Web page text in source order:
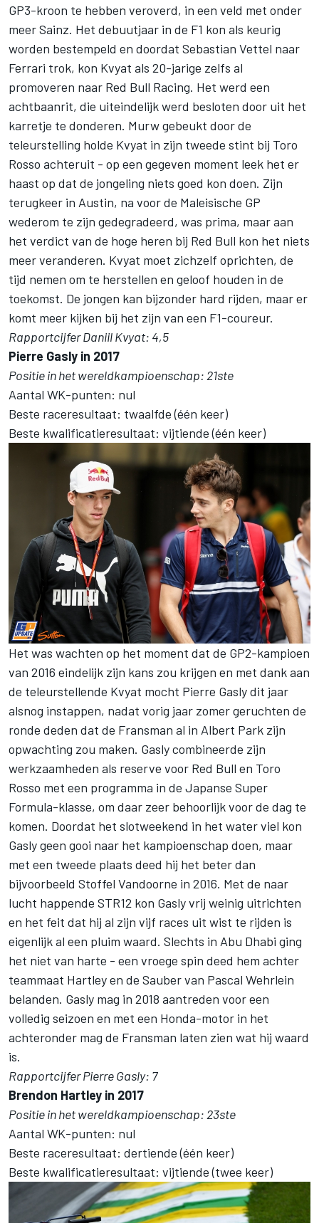
GP3-kroon te hebben veroverd, in een veld met onder
meer Sainz. Het debuutjaar in de F1 kon als keurig
worden bestempeld en doordat Sebastian Vettel naar
Ferrari trok, kon Kvyat als 20-jarige zelfs al
promoveren naar Red Bull Racing. Het werd een
achtbaanrit, die uiteindelijk werd besloten door uit het
karretje te donderen. Murw gebeukt door de
teleurstelling holde Kvyat in zijn tweede stint bij Toro
Rosso achteruit - op een gegeven moment leek het er
haast op dat de jongeling niets goed kon doen. Zijn
terugkeer in Austin, na voor de Maleisische GP
wederom te zijn gedegradeerd, was prima, maar aan
het verdict van de hoge heren bij Red Bull kon het niets
meer veranderen. Kvyat moet zichzelf oprichten, de
tijd nemen om te herstellen en geloof houden in de
toekomst. De jongen kan bijzonder hard rijden, maar er
komt meer kijken bij het zijn van een F1-coureur.
Rapportcijfer Daniil Kvyat: 4,5
Pierre Gasly in 2017
Positie in het wereldkampioenschap: 21ste
Aantal WK-punten: nul
Beste raceresultaat: twaalfde (één keer)
Beste kwalificatieresultaat: vijtiende (één keer)
Het was wachten op het moment dat de GP2-kampioen
van 2016 eindelijk zijn kans zou krijgen en met dank aan
de teleurstellende Kvyat mocht Pierre Gasly dit jaar
alsnog instappen, nadat vorig jaar zomer geruchten de
ronde deden dat de Fransman al in Albert Park zijn
opwachting zou maken. Gasly combineerde zijn
werkzaamheden als reserve voor Red Bull en Toro
Rosso met een programma in de Japanse Super
Formula-klasse, om daar zeer behoorlijk voor de dag te
komen. Doordat het slotweekend in het water viel kon
Gasly geen gooi naar het kampioenschap doen, maar
met een tweede plaats deed hij het beter dan
bijvoorbeeld Stoffel Vandoorne in 2016. Met de naar
lucht happende STR12 kon Gasly vrij weinig uitrichten
en het feit dat hij al zijn vijf races uit wist te rijden is
eigenlijk al een pluim waard. Slechts in Abu Dhabi ging
het niet van harte - een vroege spin deed hem achter
teammaat Hartley en de Sauber van Pascal Wehrlein
belanden. Gasly mag in 2018 aantreden voor een
volledig seizoen en met een Honda-motor in het
achteronder mag de Fransman laten zien wat hij waard
is.
Rapportcijfer Pierre Gasly: 7
Brendon Hartley in 2017
Positie in het wereldkampioenschap: 23ste
Aantal WK-punten: nul
Beste raceresultaat: dertiende (één keer)
Beste kwalificatieresultaat: vijtiende (twee keer)